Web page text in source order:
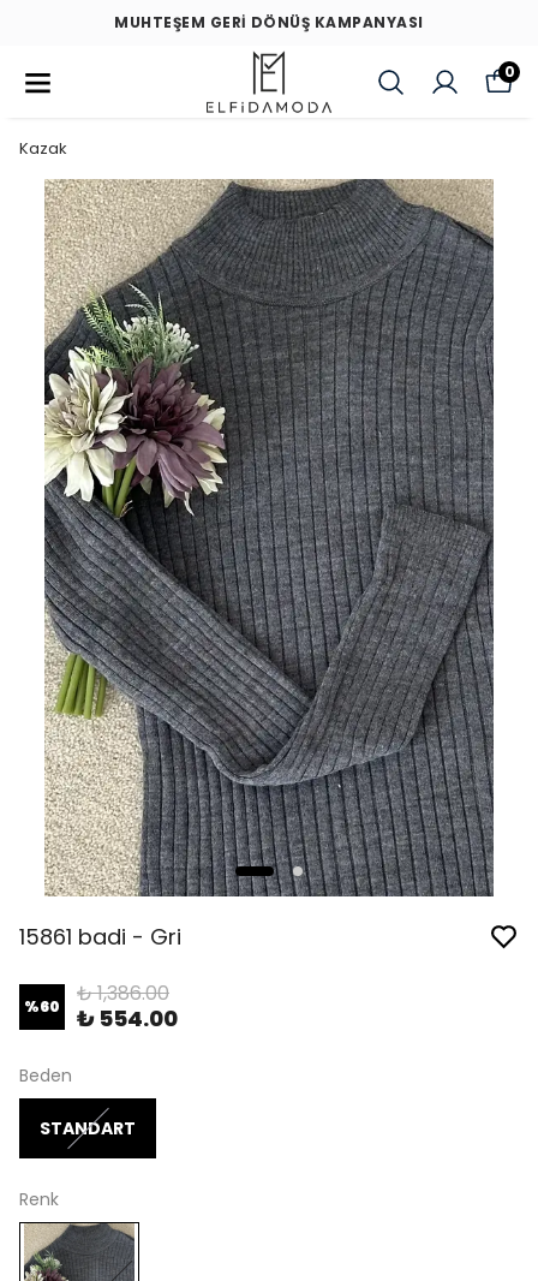
MUHTEŞEM GERİ DÖNÜŞ KAMPANYASI
0
Kazak
15861 badi - Gri
%60 ₺ 1,386.00
₺ 554.00
Beden
STANDART
Renk